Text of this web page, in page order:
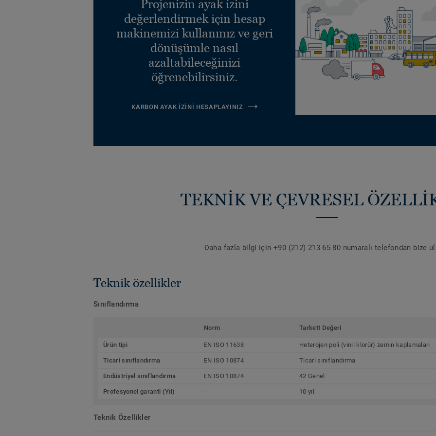
Projenizin ayak izini
değerlendirmek için hesap
makinemizi kullanınız ve geri
dönüşümle nasıl
azaltabileceğinizi
öğrenebilirsiniz.
KARBON AYAK İZINI HESAPLAYINIZ
TEKNİK VE ÇEVRESEL
Daha fazla bilgi için +90 (212) 213 65 80 numaralı telefondan bize
Teknik özellikler
Sınıflandırma
Norm Tarkett Değeri
Ürün tipi EN ISO 11638 Heterojen poli (vinil klorür) zemin kaplamaları
Ticari sınıflandırma EN ISO 10874 Ticari sınıflandırma
Endüstriyel sınıflandırma EN ISO 10874 42 Genel
Profesyonel garanti (Yıl) - 10 yıl
Teknik Özellikler